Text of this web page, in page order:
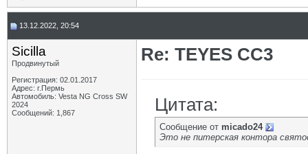
13.12.2022, 20:54
Sicilla
Продвинутый
Регистрация: 02.01.2017
Адрес: г.Пермь
Автомобиль: Vesta NG Cross SW
2024
Сообщений: 1,867
Re: TEYES CC3
Цитата:
Сообщение от micado24
Это не питерская контора